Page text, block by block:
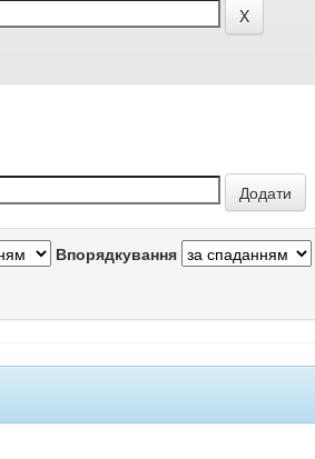
Впорядкування